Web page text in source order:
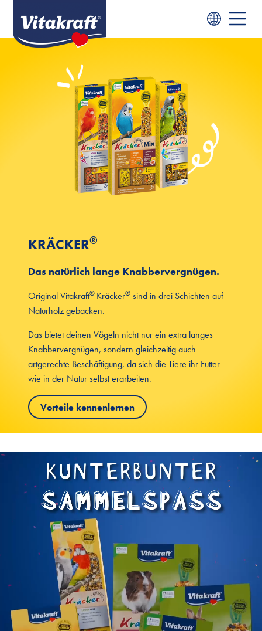
KRÄCKER®
Das natürlich lange Knabbervergnügen.
Original Vitakraft® Kräcker® sind in drei Schichten auf
Naturholz gebacken.
Das bietet deinen Vögeln nicht nur ein extra langes
Knabbervergnügen, sondern gleichzeitig auch
artgerechte Beschäftigung, da sich die Tiere ihr Futter
wie in der Natur selbst erarbeiten.
Vorteile kennenlernen